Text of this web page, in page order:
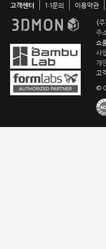
고객센터 1:1문의 이용약관
(
주
쇼
사
개
고
©